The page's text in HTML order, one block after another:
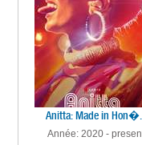
Anitta: Made in Hon�...
Année: 2020 -